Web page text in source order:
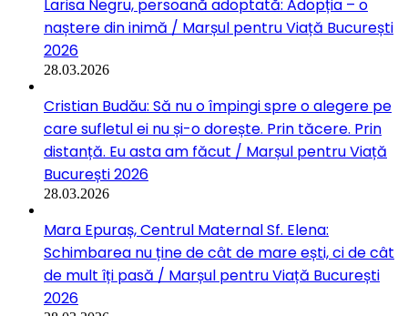
Larisa Negru, persoană adoptată: Adopția – o
naștere din inimă / Marșul pentru Viață București
2026
28.03.2026
Cristian Budău: Să nu o împingi spre o alegere pe
care sufletul ei nu și-o dorește. Prin tăcere. Prin
distanță. Eu asta am făcut / Marșul pentru Viață
București 2026
28.03.2026
Mara Epuraș, Centrul Maternal Sf. Elena:
Schimbarea nu ține de cât de mare ești, ci de cât
de mult îți pasă / Marșul pentru Viață București
2026